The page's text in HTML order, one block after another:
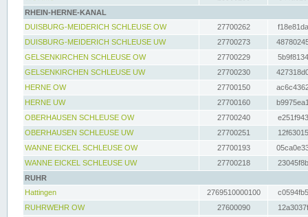
RHEIN-HERNE-KANAL
DUISBURG-MEIDERICH SCHLEUSE OW
27700262
DUISBURG-MEIDERICH SCHLEUSE UW
27700273
GELSENKIRCHEN SCHLEUSE OW
27700229
GELSENKIRCHEN SCHLEUSE UW
27700230
HERNE OW
27700150
HERNE UW
27700160
OBERHAUSEN SCHLEUSE OW
27700240
OBERHAUSEN SCHLEUSE UW
27700251
WANNE EICKEL SCHLEUSE OW
27700193
WANNE EICKEL SCHLEUSE UW
27700218
RUHR
Hattingen
2769510000100
RUHRWEHR OW
27600090